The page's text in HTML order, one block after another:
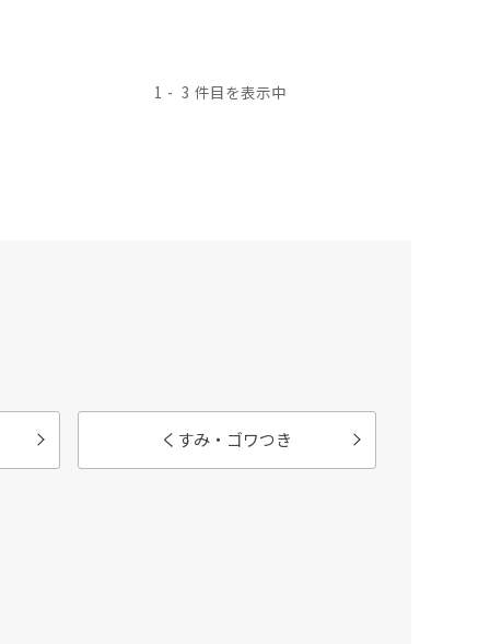
1 3
くすみ・ゴワつき